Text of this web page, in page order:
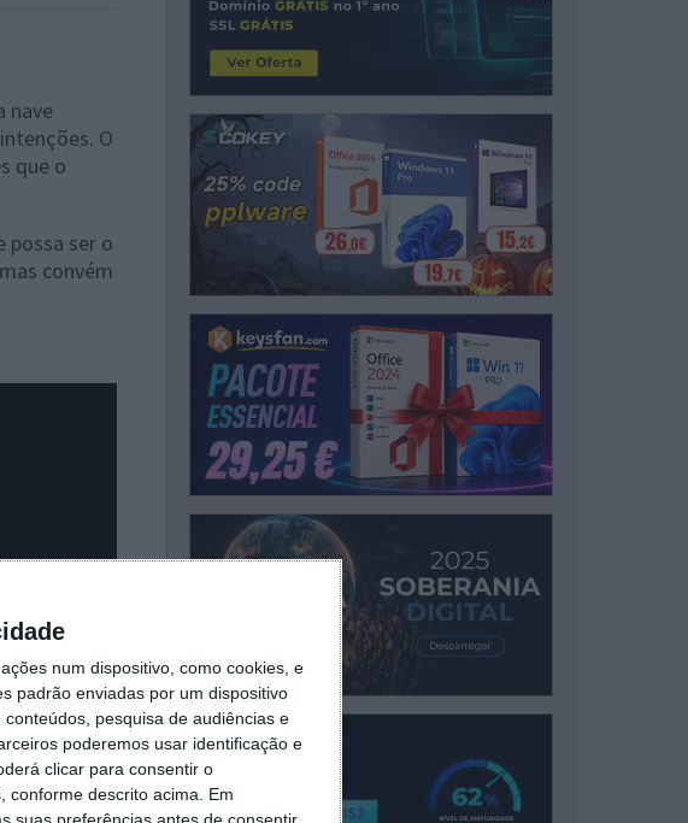
num dispositivo, como cookies, e
padrão enviadas por um dispositivo
pesquisa de audiências e
poderemos usar identificação e
clicar para consentir o
conforme descrito acima. Em
nave
O
que o
possa ser o
convém